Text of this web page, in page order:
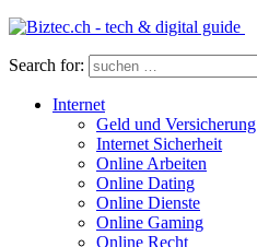
Search for:
Internet
Geld und Versicherung
Internet Sicherheit
Online Arbeiten
Online Dating
Online Dienste
Online Gaming
Online Recht